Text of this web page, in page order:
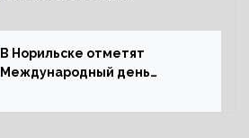
В Норильске отметят
Международный день